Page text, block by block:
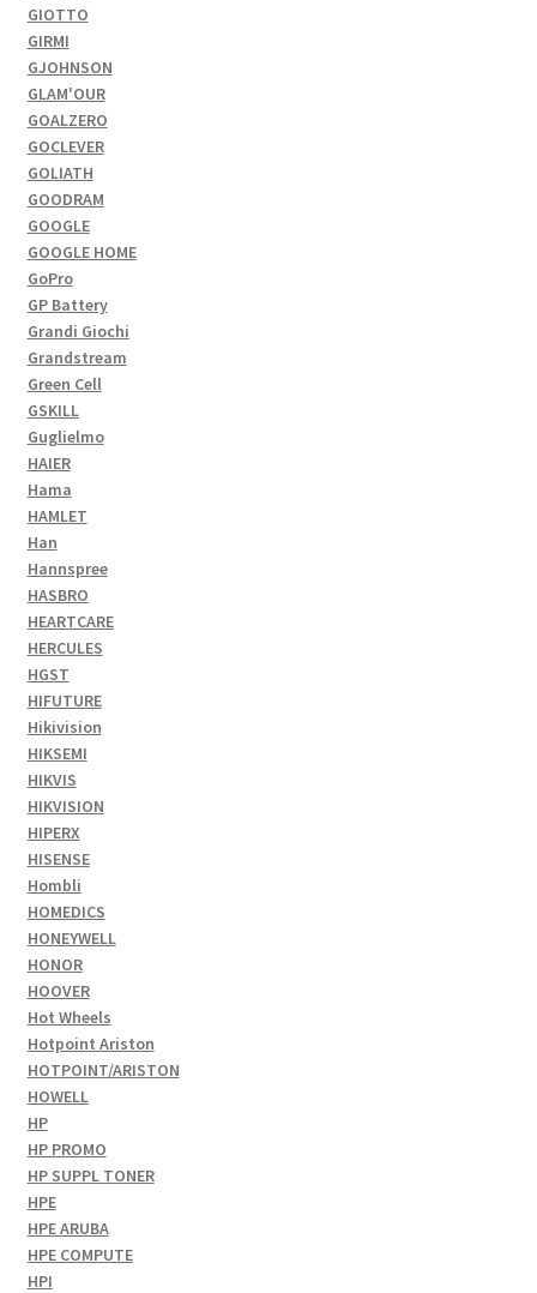
GIOTTO
GIRMI
GJOHNSON
GLAM'OUR
GOALZERO
GOCLEVER
GOLIATH
GOODRAM
GOOGLE
GOOGLE HOME
GoPro
GP Battery
Grandi Giochi
Grandstream
Green Cell
GSKILL
Guglielmo
HAIER
Hama
HAMLET
Han
Hannspree
HASBRO
HEARTCARE
HERCULES
HGST
HIFUTURE
Hikivision
HIKSEMI
HIKVIS
HIKVISION
HIPERX
HISENSE
Hombli
HOMEDICS
HONEYWELL
HONOR
HOOVER
Hot Wheels
Hotpoint Ariston
HOTPOINT/ARISTON
HOWELL
HP
HP PROMO
HP SUPPL TONER
HPE
HPE ARUBA
HPE COMPUTE
HPI